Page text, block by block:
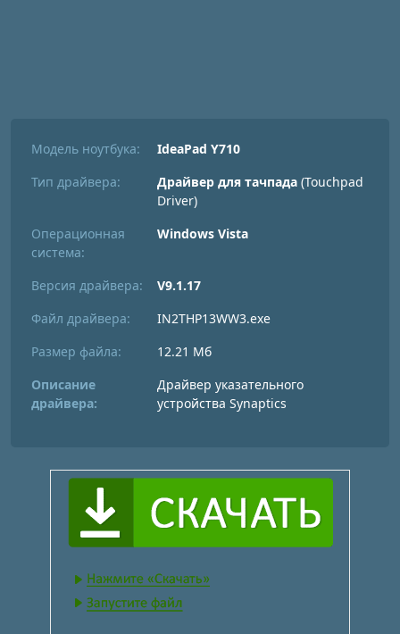
Модель ноутбука:
IdeaPad Y710
Тип драйвера:
Драйвер для тачпада (Touchpad
Driver)
Операционная
система:
Windows Vista
Версия драйвера:
V9.1.17
Файл драйвера:
IN2THP13WW3.exe
Размер файла:
12.21 Мб
Описание
драйвера:
Драйвер указательного
устройства Synaptics